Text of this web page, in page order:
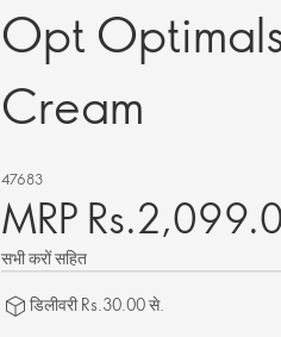
Opt
Cream
47683
MRP
सभी करों सहित
डिलीवरी Rs.30.00 से.